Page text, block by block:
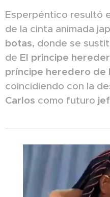
Esperpéntico resultó
de la cinta animada
botas, donde se
de El principe
príncipe heredero de
coincidiendo con la
Carlos como futuro